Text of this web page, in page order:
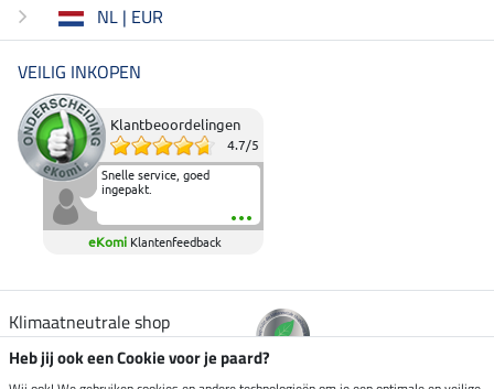
NL | EUR
VEILIG INKOPEN
Klantbeoordelingen
4.7/5
Snelle service, goed
ingepakt.
eKomi Klantenfeedback
Klimaatneutrale shop
Heb jij ook een Cookie voor je paard?